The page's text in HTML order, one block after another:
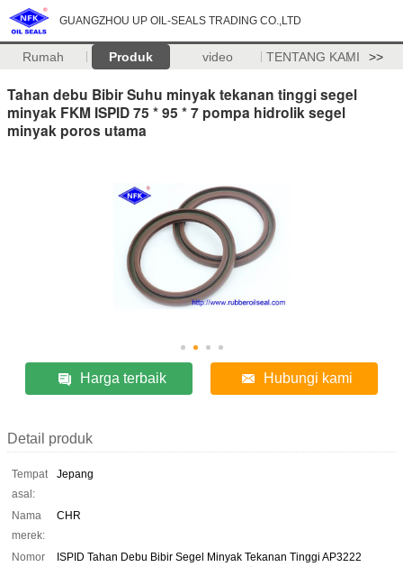
GUANGZHOU UP OIL-SEALS TRADING CO.,LTD
Rumah Produk video TENTANG KAMI >>
Tahan debu Bibir Suhu minyak tekanan tinggi segel
minyak FKM ISPID 75 * 95 * 7 pompa hidrolik segel
minyak poros utama
Harga terbaik Hubungi kami
Detail produk
Tempat
asal:
Jepang
Nama
merek:
CHR
Nomor
ISPID Tahan Debu Bibir Segel Minyak Tekanan Tinggi AP3222